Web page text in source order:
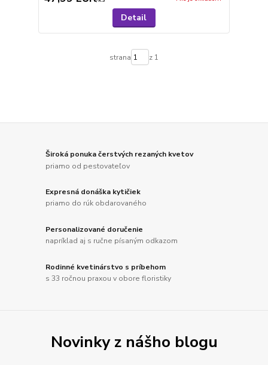
Detail
strana z 1
Široká ponuka čerstvých rezaných kvetov
priamo od pestovateľov
Expresná donáška kytičiek
priamo do rúk obdarovaného
Personalizované doručenie
napríklad aj s ručne písaným odkazom
Rodinné kvetinárstvo s príbehom
s 33 ročnou praxou v obore floristiky
Novinky z nášho blogu